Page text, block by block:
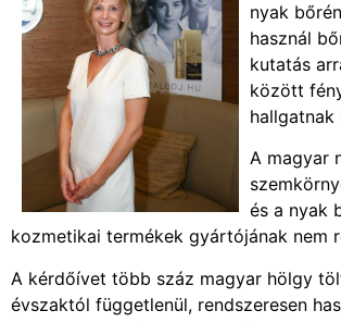
nyak
használ
kutatás
között
hallgatnak
A magyar
és a nyak
kozmetikai termékek gyártójának nem
A kérdőívet több száz magyar hölgy
évszaktól függetlenül, rendszeresen